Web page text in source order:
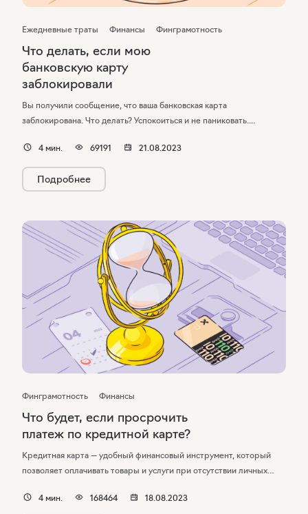
Ежедневные траты Финансы Финграмотность
Что делать, если мою
банковскую карту
заблокировали
Вы получили сообщение, что ваша банковская карта
заблокирована. Что делать? Успокоиться и не паниковать.
и недоступны для третьих лиц. Необходимо просто разобраться
в ситуации.
Подробнее
4 мин. 69191 21.08.2023
Финграмотность Финансы
Что будет, если просрочить
платеж по кредитной карте?
Кредитная карта — удобный финансовый инструмент, который
позволяет оплачивать товары и услуги при отсутствии личных
у друзей. Сумму, потраченную с карты, необходимо вернуть
4 мин. 168464 18.08.2023